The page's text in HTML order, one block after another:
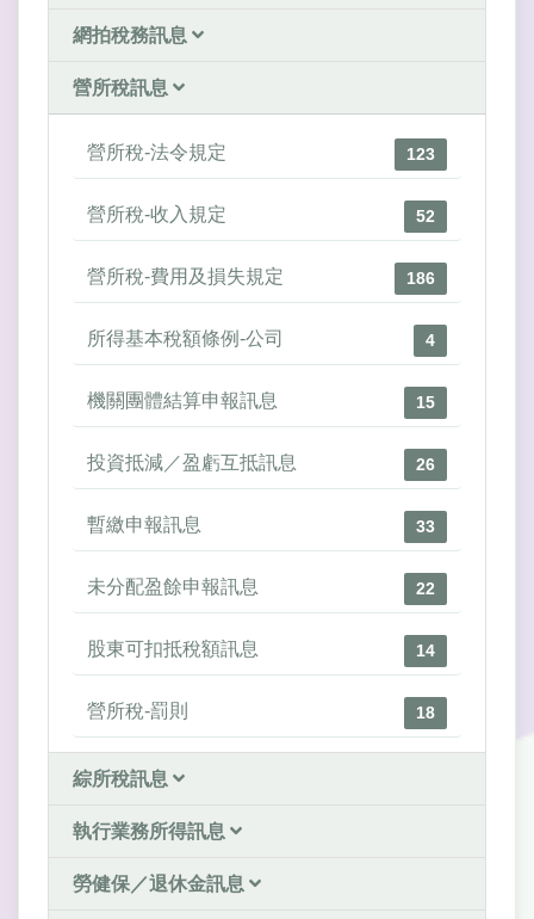
網拍稅務訊息
營所稅訊息
營所稅-法令規定 123
營所稅-收入規定 52
營所稅-費用及損失規定 186
所得基本稅額條例-公司 4
機關團體結算申報訊息 15
投資抵減／盈虧互抵訊息 26
暫繳申報訊息 33
未分配盈餘申報訊息 22
股東可扣抵稅額訊息 14
營所稅-罰則 18
綜所稅訊息
執行業務所得訊息
勞健保／退休金訊息